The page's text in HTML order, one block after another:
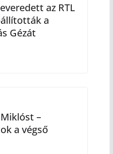
az RTL
a
Gézát
–
a végső